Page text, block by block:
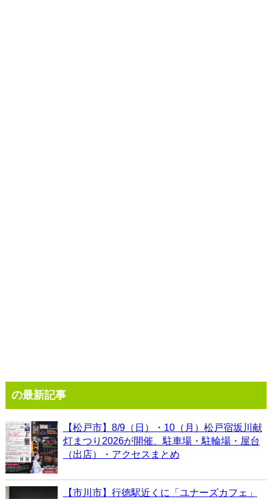
の最新記事
【松戸市】8/9（日）・10（月）松戸宿坂川献
灯まつり2026が開催、駐車場・駐輪場・屋台
（出店）・アクセスまとめ
【市川市】行徳駅近くに「ユナーズカフェ」